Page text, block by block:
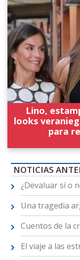
Lino,
looks
para
NOTICIAS
¿Devaluar sí o
Una tragedia
Cuentos de la
El viaje a las